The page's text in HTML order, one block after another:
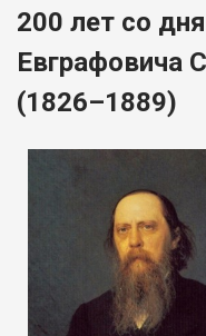
200 лет со
Евграфовича
(1826–1889)